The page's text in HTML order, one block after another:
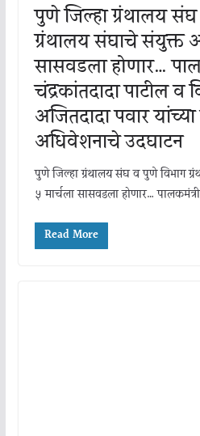
पुणे जिल्हा ग्रंथालय
ग्रंथालय संघाचे संयुक्त
सासवडला होणार…
चंद्रकांतदादा पाटील व
अजितदादा पवार
अधिवेशनाचे उदघाटन
पुणे जिल्हा ग्रंथालय संघ व पुणे विभाग
५ मार्चला सासवडला होणार…
Read More